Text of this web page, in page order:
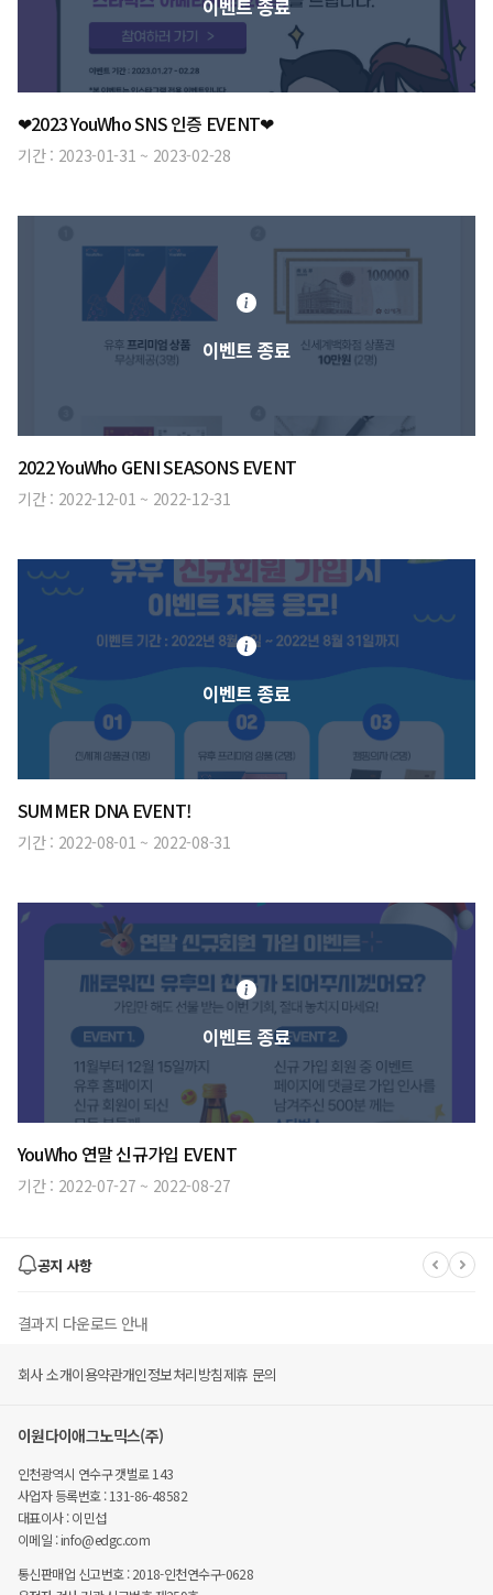
이벤트 종료
❤2023 YouWho SNS 인증 EVENT❤
기간 : 2023-01-31 ~ 2023-02-28
이벤트 종료
2022 YouWho GENI SEASONS EVENT
기간 : 2022-12-01 ~ 2022-12-31
이벤트 종료
SUMMER DNA EVENT!
기간 : 2022-08-01 ~ 2022-08-31
이벤트 종료
YouWho 연말 신규가입 EVENT
기간 : 2022-07-27 ~ 2022-08-27
공지 사항
결과지 다운로드 안내
유후 멤버스 몰 폐지 안내
유후(YouWho) 사이트' EDGC 종합몰' 변경 안내
회사 소개이용약관개인정보처리방침제휴 문의
이원다이애그노믹스(주)
인천광역시 연수구 갯벌로 143
사업자 등록번호 : 131-86-48582
대표이사 : 이민섭
이메일 : info@edgc.com
통신판매업 신고번호 : 2018-인천연수구-0628